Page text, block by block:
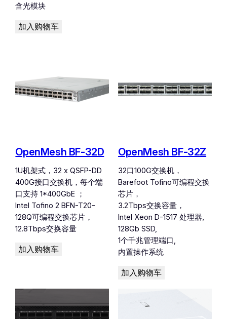
含光模块
加入购物车
OpenMesh BF-32D
1U机架式，32 x QSFP-DD
400G接口交换机，每个端
口支持 1*400GbE ；
Intel Tofino 2 BFN-T20-
128Q可编程交换芯片，
12.8Tbps交换容量
加入购物车
OpenMesh BF-32Z
32口100G交换机，
Barefoot Tofino可编程交换
芯片，
3.2Tbps交换容量，
Intel Xeon D-1517 处理器,
128Gb SSD,
1个千兆管理端口,
内置操作系统
加入购物车